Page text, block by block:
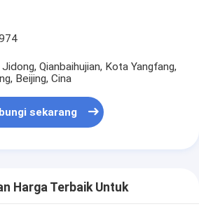
Qianbaihujian, Kota Yangfang,
Beijing, Cina
sekarang
Harga Terbaik Untuk